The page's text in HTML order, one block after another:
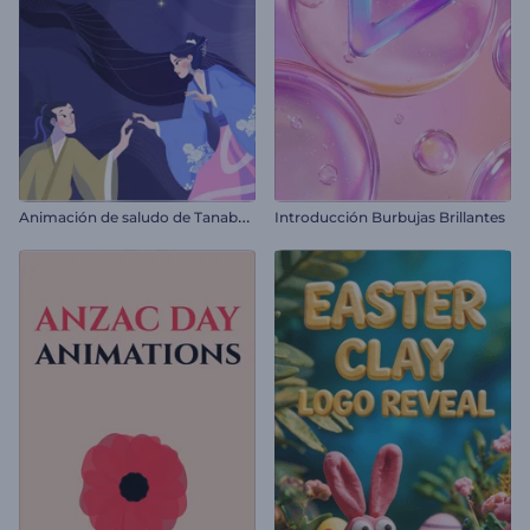
A
nimación de saludo de Tanabata Introducción Burbujas Brillantes